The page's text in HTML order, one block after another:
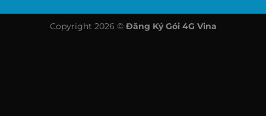
Copyright 2026 © Đăng Ký Gói 4G Vina